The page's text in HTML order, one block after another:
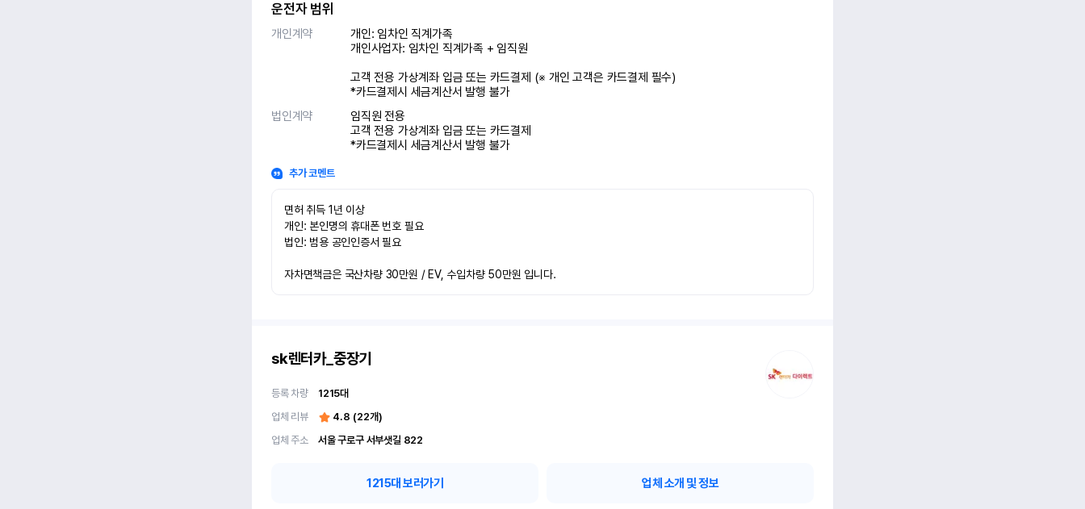
운전자 범위
개인계약
개인: 임차인 직계가족
개인사업자: 임차인 직계가족 + 임직원
고객 전용 가상계좌 입금 또는 카드결제 (※ 개인 고객은 카드결제 필수)
*카드결제시 세금계산서 발행 불가
법인계약
임직원 전용
고객 전용 가상계좌 입금 또는 카드결제
*카드결제시 세금계산서 발행 불가
추가 코멘트
면허 취득 1년 이상
개인: 본인명의 휴대폰 번호 필요
법인: 범용 공인인증서 필요
자차면책금은 국산차량 30만원 / EV, 수입차량 50만원 입니다.
sk렌터카_중장기
등록 차량 1215대
업체 리뷰
4.8 (22개)
업체 주소
서울 구로구 서부샛길 822
1215대 보러가기 업체 소개 및 정보